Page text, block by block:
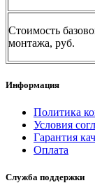
Стоимость
монтажа, руб.
Информация
Политика
Условия
Гарантия
Оплата
Служба поддержки